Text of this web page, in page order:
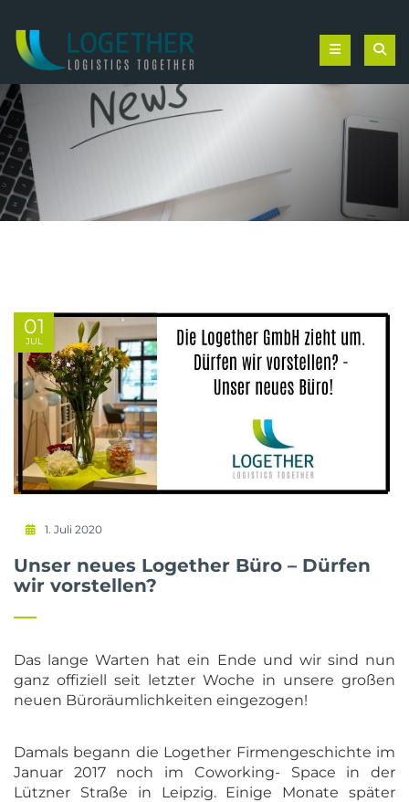
01
JUL
1. Juli 2020
Unser neues Logether Büro – Dürfen
wir vorstellen?
Das lange Warten hat ein Ende und wir sind nun
ganz offiziell seit letzter Woche in unsere großen
neuen Büroräumlichkeiten eingezogen!
Damals begann die Logether Firmengeschichte im
Januar 2017 noch im Coworking- Space in der
Lützner Straße in Leipzig. Einige Monate später